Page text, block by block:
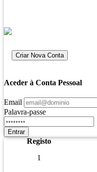
Criar Nova Conta
Aceder à Conta Pessoal
Email
Palavra-passe
Entrar
Registo
1